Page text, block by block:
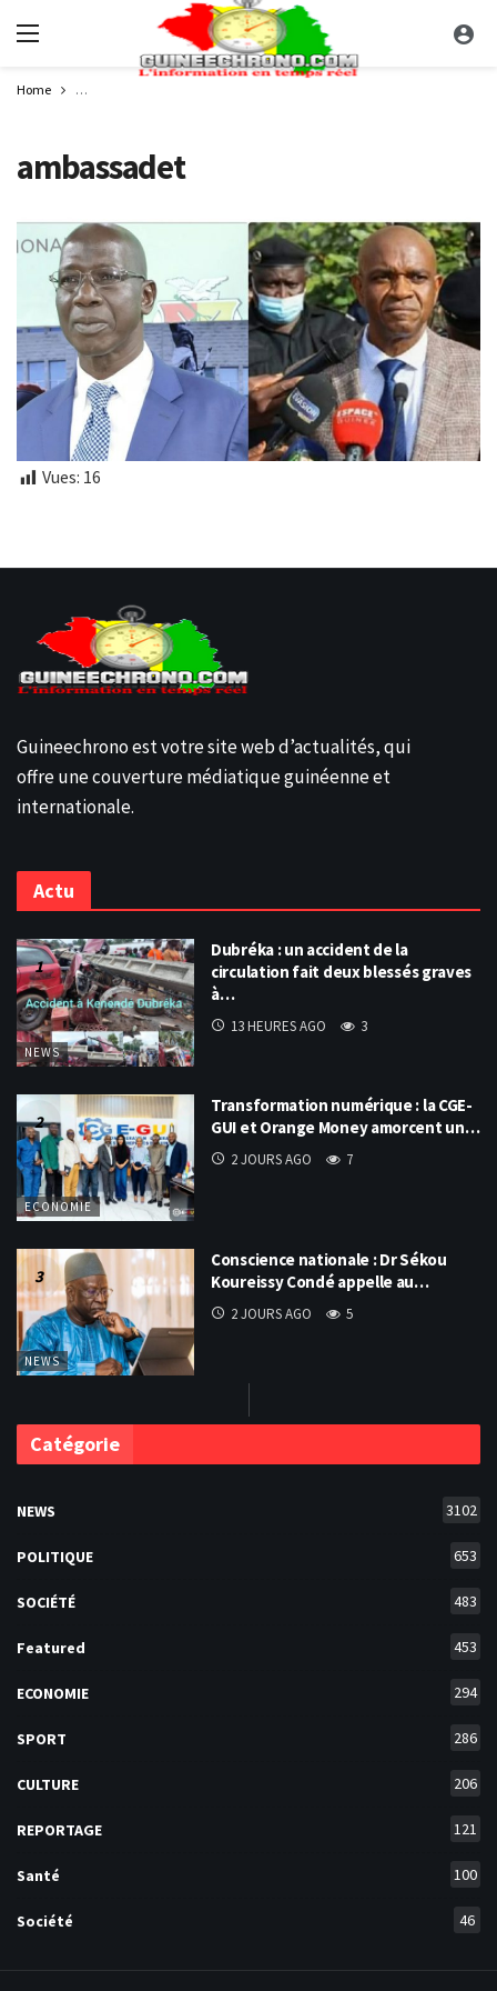
Home Diplomatie : Aboubacar Sidiki Camara et Bachir Diallo nommés
ambassadet
Vues: 16
Guineechrono est votre site web d’actualités, qui
offre une couverture médiatique guinéenne et
internationale.
Actu
NEWS
Dubréka : un accident de la
circulation fait deux blessés graves
à…
13 HEURES AGO 3
ECONOMIE
Transformation numérique : la CGE-
GUI et Orange Money amorcent un…
2 JOURS AGO 7
NEWS
Conscience nationale : Dr Sékou
Koureissy Condé appelle au…
2 JOURS AGO 5
Catégorie
NEWS 3102
POLITIQUE 653
SOCIÉTÉ 483
Featured 453
ECONOMIE 294
SPORT 286
CULTURE 206
REPORTAGE 121
Santé 100
Société 46